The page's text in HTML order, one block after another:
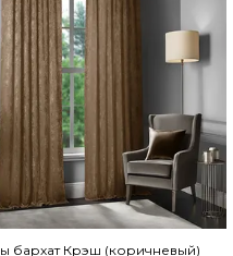
бархат Крэш (коричневый)